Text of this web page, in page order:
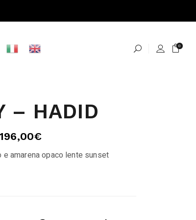
0
– HADID
196,00€
e amarena opaco lente sunset